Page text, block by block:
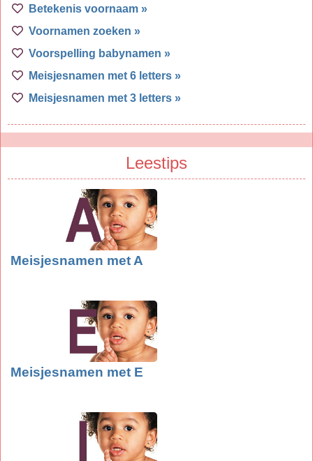
Betekenis voornaam »
Voornamen zoeken »
Voorspelling babynamen »
Meisjesnamen met 6 letters »
Meisjesnamen met 3 letters »
Leestips
Meisjesnamen met A
Meisjesnamen met E